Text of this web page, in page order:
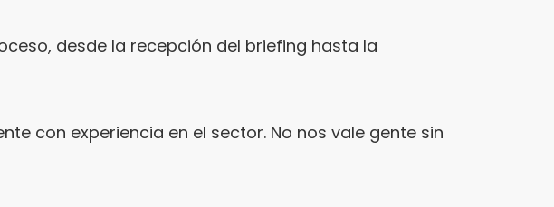
desde la recepción del briefing hasta la
con experiencia en el sector. No nos vale gente sin